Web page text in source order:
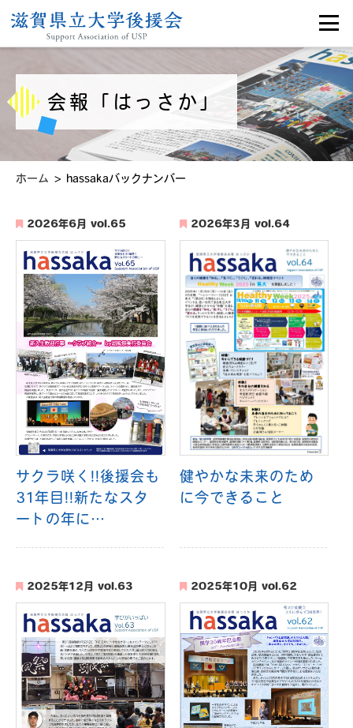
会報「はっさか」
ホーム > hassakaバックナンバー
2026年6月 vol.65
サクラ咲く!!後援会も
31年目!!新たなスタ
ートの年に…
2026年3月 vol.64
健やかな未来のため
に今できること
2025年12月 vol.63 2025年10月 vol.62